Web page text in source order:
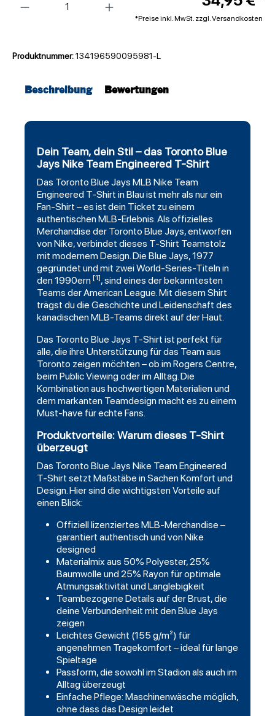
*Preise inkl. MwSt. zzgl. Versandkosten
Produktnummer:134196590095981-L
Beschreibung Bewertungen
Dein Team, dein Stil – das Toronto Blue
Jays Nike Team Engineered T-Shirt
Das Toronto Blue Jays MLB Nike Team
Engineered T-Shirt in Blau ist mehr als nur ein
Fan-Shirt – es ist dein Ticket zu einem
authentischen MLB-Erlebnis. Als offizielles
Merchandise der Toronto Blue Jays, entworfen
von Nike, verbindet dieses T-Shirt Teamstolz
mit modernem Design. Die Blue Jays, 1977
gegründet und mit zwei World-Series-Titeln in
den 1990ern [1], sind eines der bekanntesten
Teams der American League. Mit diesem Shirt
trägst du die Geschichte und Leidenschaft des
kanadischen MLB-Teams direkt auf der Haut.
Das Toronto Blue Jays T-Shirt ist perfekt für
alle, die ihre Unterstützung für das Team aus
Toronto zeigen möchten – ob im Rogers Centre,
beim Public Viewing oder im Alltag. Die
Kombination aus hochwertigen Materialien und
dem markanten Teamdesign macht es zu einem
Must-have für echte Fans.
Produktvorteile: Warum dieses T-Shirt
überzeugt
Das Toronto Blue Jays Nike Team Engineered
T-Shirt setzt Maßstäbe in Sachen Komfort und
Design. Hier sind die wichtigsten Vorteile auf
einen Blick:
Offiziell lizenziertes MLB-Merchandise –
garantiert authentisch und von Nike
designed
Materialmix aus 50% Polyester, 25%
Baumwolle und 25% Rayon für optimale
Atmungsaktivität und Langlebigkeit
Teambezogene Details auf der Brust, die
deine Verbundenheit mit den Blue Jays
zeigen
Leichtes Gewicht (155 g/m²) für
angenehmen Tragekomfort – ideal für lange
Spieltage
Passform, die sowohl im Stadion als auch im
Alltag überzeugt
Einfache Pflege: Maschinenwäsche möglich,
ohne dass das Design leidet